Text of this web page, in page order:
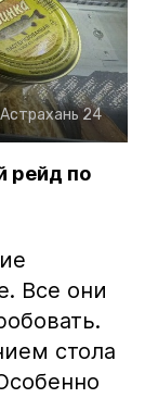
Астрахань 24
рейд по
Все они
стола